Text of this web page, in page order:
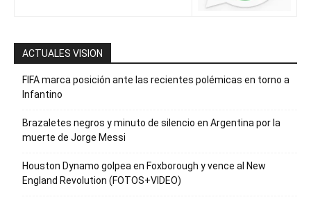
ACTUALES VISION
FIFA marca posición ante las recientes polémicas en torno a
Infantino
Brazaletes negros y minuto de silencio en Argentina por la
muerte de Jorge Messi
Houston Dynamo golpea en Foxborough y vence al New
England Revolution (FOTOS+VIDEO)